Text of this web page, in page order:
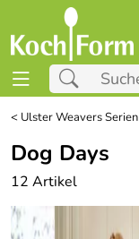
< Ulster Weavers Serien
Dog Days
12 Artikel